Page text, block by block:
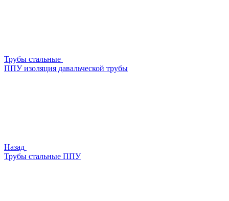
Трубы стальные
ППУ изоляция давальческой трубы
Назад
Трубы стальные ППУ